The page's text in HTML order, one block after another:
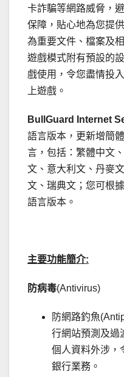
卡詐騙等網路威脅，
保障，貼心地為您提
為重要文件、檔案及
遊戲模式附有預設的
戲使用，令您盡情投
上遊戲。
BullGuard Internet
語言版本，更新增簡
言，包括：繁體中文
文、意大利文、丹麥
文、瑞典文；您可根
語言版本。
主要功能簡介:
防病毒(Antivirus)
防網路釣魚
行網站預測及過
個人資料外涉，
銀行業務。